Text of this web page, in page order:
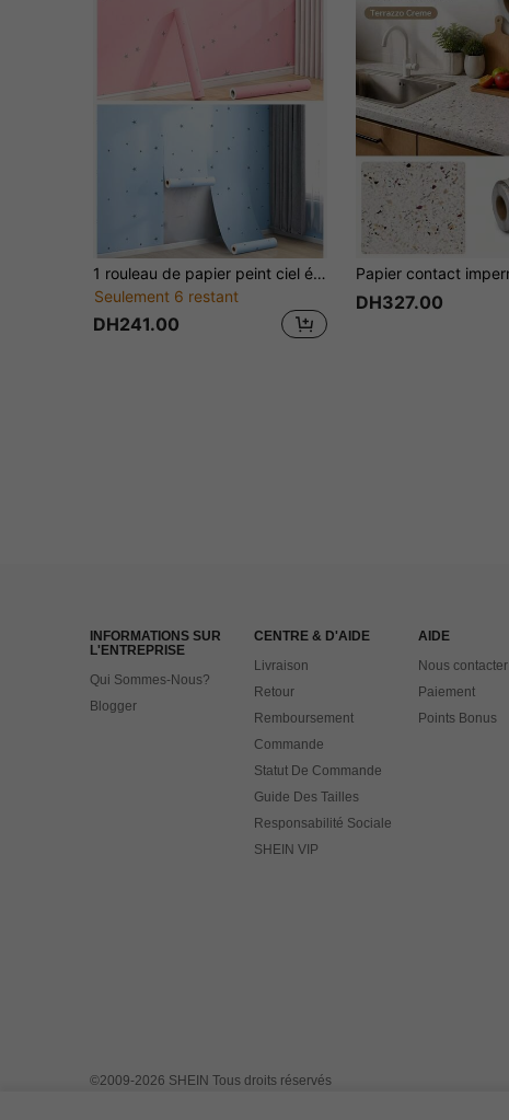
1 rouleau de papier peint ciel étoilé rose et bleu, autocollant, imperméable, autoadhésif, film de revêtement vinyle amovible pour la chambre d'enfant, la chambre à coucher, l'armoire, le bureau, 45 cm * 100 cm / 300 cm / 500 cm
Seulement 6 restant
DH241.00
DH327.00
INFORMATIONS SUR
L'ENTREPRISE
Qui Sommes-Nous?
Blogger
CENTRE & D'AIDE
Livraison
Retour
Remboursement
Commande
Statut De Commande
Guide Des Tailles
Responsabilité Sociale
SHEIN VIP
AIDE
Nous contacter
Paiement
Points Bonus
©2009-2026 SHEIN Tous droits réservés